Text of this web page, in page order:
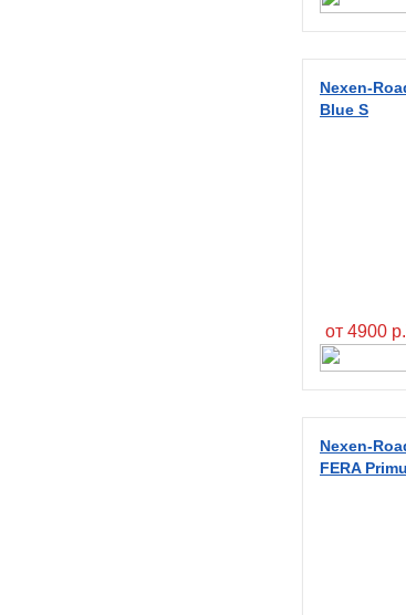
Nexen-
Blue S
от 4900 р.
Nexen-
FERA